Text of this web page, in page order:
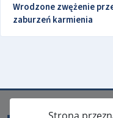
Wrodzone zwężenie
zaburzeń karmienia